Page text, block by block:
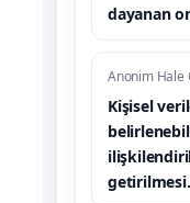
dayanan
Anonim Hale
Kişisel
getirilmesi.